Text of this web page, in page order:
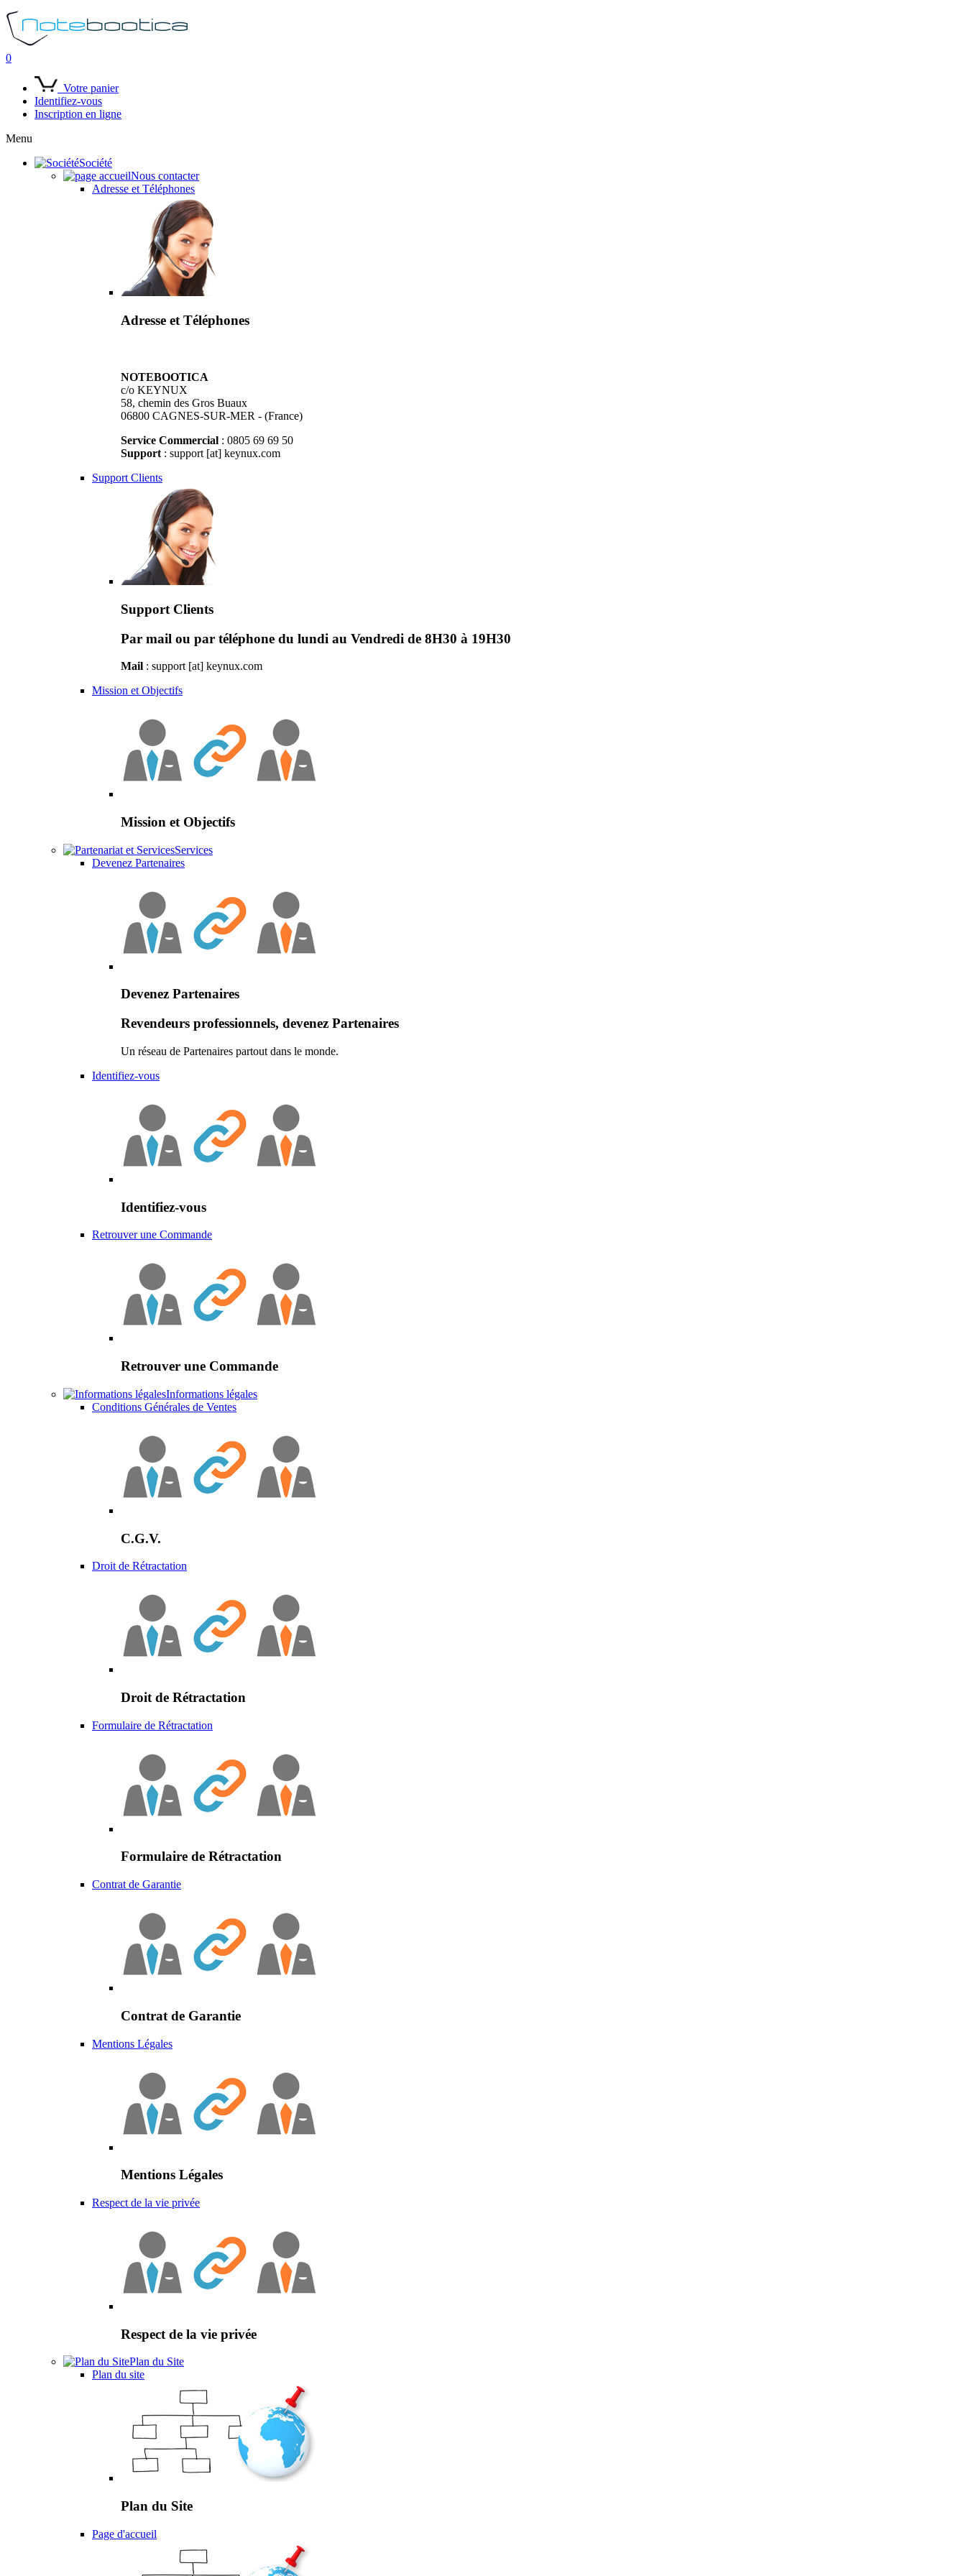
0
Votre panier
Identifiez-vous
Inscription en ligne
Menu
Société
Nous contacter
Adresse et Téléphones
Adresse et Téléphones
NOTEBOOTICA
c/o KEYNUX
58, chemin des Gros Buaux
06800 CAGNES-SUR-MER - (France)
Service Commercial : 0805 69 69 50
Support : support [at] keynux.com
Support Clients
Support Clients
Par mail ou par téléphone du lundi au Vendredi de 8H30 à 19H30
Mail : support [at] keynux.com
Mission et Objectifs
Mission et Objectifs
Services
Devenez Partenaires
Devenez Partenaires
Revendeurs professionnels, devenez Partenaires
Un réseau de Partenaires partout dans le monde.
Identifiez-vous
Identifiez-vous
Retrouver une Commande
Retrouver une Commande
Informations légales
Conditions Générales de Ventes
C.G.V.
Droit de Rétractation
Droit de Rétractation
Formulaire de Rétractation
Formulaire de Rétractation
Contrat de Garantie
Contrat de Garantie
Mentions Légales
Mentions Légales
Respect de la vie privée
Respect de la vie privée
Plan du Site
Plan du site
Plan du Site
Page d'accueil